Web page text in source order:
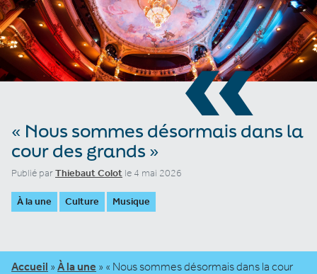
«
« Nous sommes désormais dans la
cour des grands »
Publié parThiebaut Colot le 4 mai 2026
À la une Culture Musique
Accueil » À la une » « Nous sommes désormais dans la cour